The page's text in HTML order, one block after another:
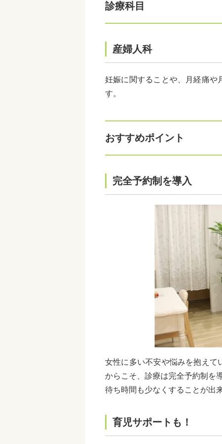
診療科目
産婦人科
妊娠に関することや、月経痛や
す。
おすすめポイント
完全予約制を導入
女性に多い不安や悩みを抱えて
からこそ、診療は完全予約制を
待ち時間も少なくすることが出
育児サポートも！